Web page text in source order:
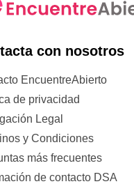
con nosotros
EncuentreAbierto
de privacidad
Legal
y Condiciones
más frecuentes
de contacto DSA